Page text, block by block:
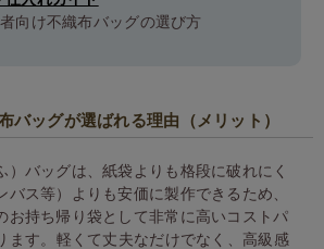
向け不織布バッグの選び方
バッグが選ばれる理由（メリット）
）バッグは、紙袋よりも格段に破れにく
バス等）よりも安価に製作できるため、
お持ち帰り袋として非常に高いコストパ
ます。 軽くて丈夫なだけでなく、高級感